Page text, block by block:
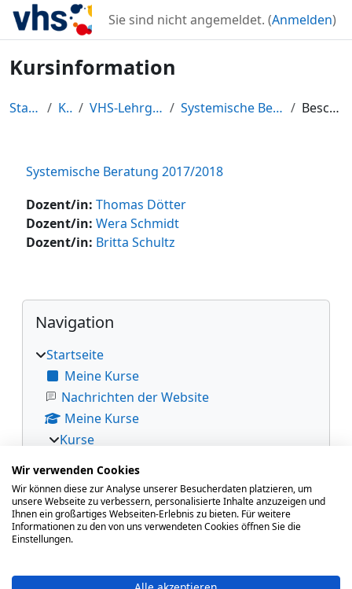
Zum Hauptinhalt
Sie sind nicht angemeldet. (Anmelden)
Kursinformation
Startseite Kurse VHS-Lehrgangszentrum Systemische Beratung 2017/2018 Beschreibung
Systemische Beratung 2017/2018
Dozent/in: Thomas Dötter
Dozent/in: Wera Schmidt
Dozent/in: Britta Schultz
Blöcke
Navigation überspringen
Navigation
Startseite
Meine Kurse
Nachrichten der Website
Meine Kurse
Kurse
Yogalehrer/in 2026
Yogalehrer*in 2024 - 2025
EKL
Wir verwenden Cookies
Wir können diese zur Analyse unserer Besucherdaten platzieren, um
unsere Webseite zu verbessern, personalisierte Inhalte anzuzeigen und
Ihnen ein großartiges Webseiten-Erlebnis zu bieten. Für weitere
Informationen zu den von uns verwendeten Cookies öffnen Sie die
Einstellungen.